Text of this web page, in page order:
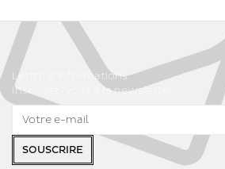
Lettre d'informations
Inscrivez-vous à la newsletter
SOUSCRIRE